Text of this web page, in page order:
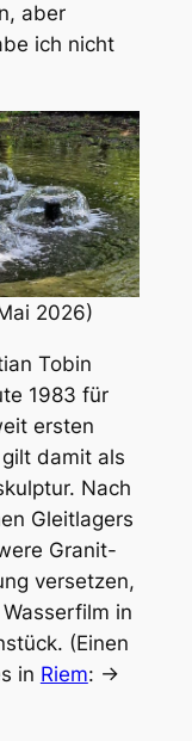
aber
ich nicht
2026)
Tobin
1983 für
ersten
damit als
Nach
Gleitlagers
Granit-
versetzen,
in
(Einen
in Riem: →